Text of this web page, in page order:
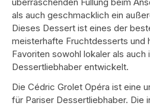
als auch geschmacklich ein
Dieses Dessert ist eines der
meisterhafte Fruchtdesserts und
Favoriten sowohl lokaler als auch
Dessertliebhaber entwickelt.
Die Cédric Grolet Opéra ist eine
für Pariser Dessertliebhaber. Die